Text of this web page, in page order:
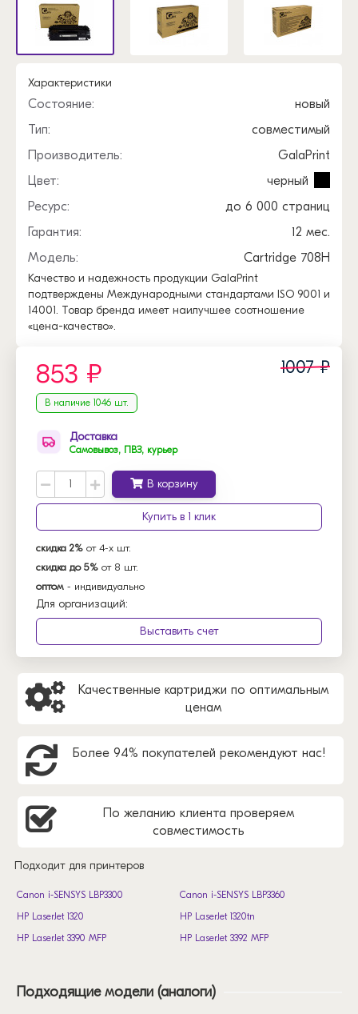
Характеристики
Состояние:
новый
Тип:
совместимый
Производитель:
GalaPrint
Цвет:
черный
Ресурс:
до 6 000 страниц
Гарантия:
12 мес.
Модель:
Cartridge 708H
Качество и надежность продукции GalaPrint
подтверждены Международными стандартами ISO 9001 и
14001. Товар бренда имеет наилучшее соотношение
«цена-качество».
853 ₽ 1007 ₽
В наличие 1046 шт.
Доставка
Самовывоз, ПВЗ, курьер
В корзину
Купить в 1 клик
скидка 2% от 4-х шт.
скидка до 5% от 8 шт.
оптом - индивидуально
Для организаций:
Выставить счет
Качественные картриджи по оптимальным
ценам
Более 94% покупателей рекомендуют нас!
По желанию клиента проверяем
совместимость
Подходит для принтеров
Canon i-SENSYS LBP3300
Canon i-SENSYS LBP3360
HP LaserJet 1320
HP LaserJet 1320tn
HP LaserJet 3390 MFP
HP LaserJet 3392 MFP
Подходящие модели (аналоги)